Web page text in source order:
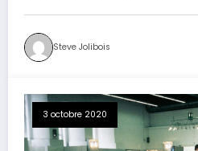
Steve Jolibois
3 octobre 2020